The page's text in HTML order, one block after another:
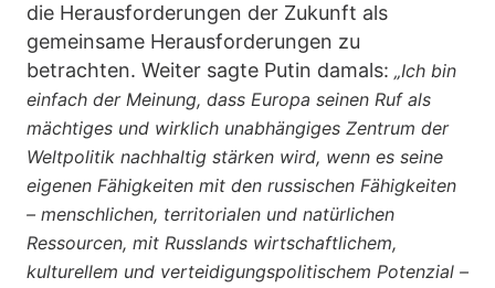
die Herausforderungen der Zukunft als
gemeinsame Herausforderungen zu
betrachten. Weiter sagte Putin damals: „Ich bin
einfach der Meinung, dass Europa seinen Ruf als
mächtiges und wirklich unabhängiges Zentrum der
Weltpolitik nachhaltig stärken wird, wenn es seine
eigenen Fähigkeiten mit den russischen Fähigkeiten
– menschlichen, territorialen und natürlichen
Ressourcen, mit Russlands wirtschaftlichem,
kulturellem und verteidigungspolitischem Potenzial –